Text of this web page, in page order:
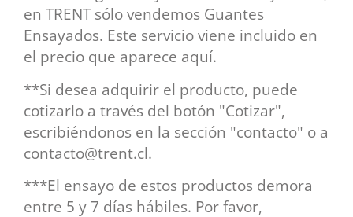
en TRENT sólo vendemos Guantes
Ensayados. Este servicio viene incluido en
el precio que aparece aquí.
**Si desea adquirir el producto, puede
cotizarlo a través del botón "Cotizar",
escribiéndonos en la sección "contacto" o a
contacto@trent.cl.
***El ensayo de estos productos demora
entre 5 y 7 días hábiles. Por favor,